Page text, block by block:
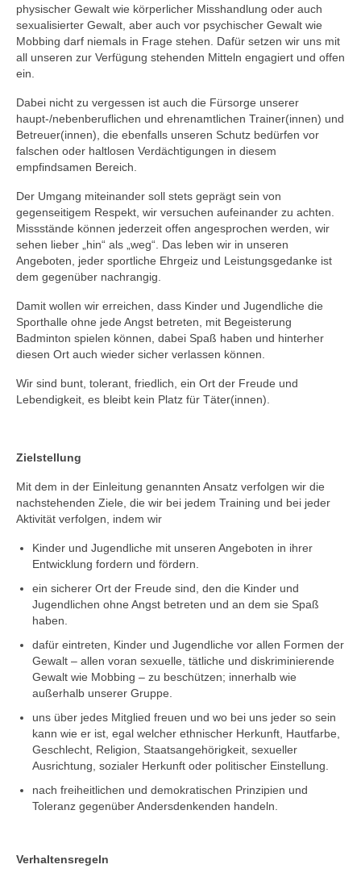
Kalender
Galerie
Ausbildungs- und Förderkonzept
Jugendschutzkonzept
News
Mannschaften
Spieltermine
1. Mannschaft
2. Mannschaft
3. Mannschaft
U19-Mannschaft
U15-Mannschaft
U11-Mannschaft
Archiv
Saison 2024/2025
Tabelle Bezirksoberliga | Saison
2024/2025
Tabelle Bezirksliga B | Saison 2025/2026
Tabelle Jugendklasse | Saison 2024/2025
Tabelle U19-Mini | Saison 2024/2025
Tabelle Schülerklasse | Saison 2024/2025
physischer Gewalt wie körperlicher Misshandlung oder auch
sexualisierter Gewalt, aber auch vor psychischer Gewalt wie
Mobbing darf niemals in Frage stehen. Dafür setzen wir uns mit
all unseren zur Verfügung stehenden Mitteln engagiert und offen
ein.
Dabei nicht zu vergessen ist auch die Fürsorge unserer
haupt-/nebenberuflichen und ehrenamtlichen Trainer(innen) und
Betreuer(innen), die ebenfalls unseren Schutz bedürfen vor
falschen oder haltlosen Verdächtigungen in diesem
empfindsamen Bereich.
Der Umgang miteinander soll stets geprägt sein von
gegenseitigem Respekt, wir versuchen aufeinander zu achten.
Missstände können jederzeit offen angesprochen werden, wir
sehen lieber „hin“ als „weg“. Das leben wir in unseren
Angeboten, jeder sportliche Ehrgeiz und Leistungsgedanke ist
dem gegenüber nachrangig.
Damit wollen wir erreichen, dass Kinder und Jugendliche die
Sporthalle ohne jede Angst betreten, mit Begeisterung
Badminton spielen können, dabei Spaß haben und hinterher
diesen Ort auch wieder sicher verlassen können.
Wir sind bunt, tolerant, friedlich, ein Ort der Freude und
Lebendigkeit, es bleibt kein Platz für Täter(innen).
Zielstellung
Mit dem in der Einleitung genannten Ansatz verfolgen wir die
nachstehenden Ziele, die wir bei jedem Training und bei jeder
Aktivität verfolgen, indem wir
Kinder und Jugendliche mit unseren Angeboten in ihrer
Entwicklung fordern und fördern.
ein sicherer Ort der Freude sind, den die Kinder und
Jugendlichen ohne Angst betreten und an dem sie Spaß
haben.
dafür eintreten, Kinder und Jugendliche vor allen Formen der
Gewalt – allen voran sexuelle, tätliche und diskriminierende
Gewalt wie Mobbing – zu beschützen; innerhalb wie
außerhalb unserer Gruppe.
uns über jedes Mitglied freuen und wo bei uns jeder so sein
kann wie er ist, egal welcher ethnischer Herkunft, Hautfarbe,
Geschlecht, Religion, Staatsangehörigkeit, sexueller
Ausrichtung, sozialer Herkunft oder politischer Einstellung.
nach freiheitlichen und demokratischen Prinzipien und
Toleranz gegenüber Andersdenkenden handeln.
Verhaltensregeln